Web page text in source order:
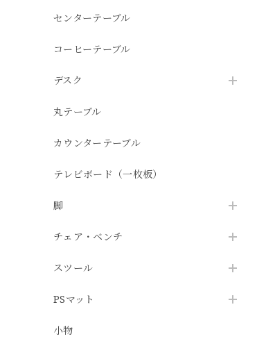
センターテーブル
コーヒーテーブル
デスク
丸テーブル
カウンターテーブル
テレビボード（一枚板）
脚
チェア・ベンチ
スツール
PSマット
小物